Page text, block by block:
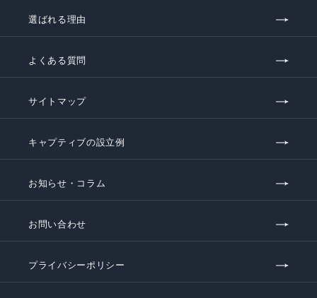
選ばれる理由
よくある質問
サイトマップ
キャプティブの設立例
お知らせ・コラム
お問い合わせ
プライバシーポリシー